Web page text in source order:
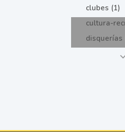
clubes (1)
cultura-
disquerías